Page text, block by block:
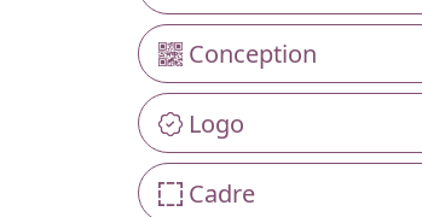
Conception
Logo
Cadre